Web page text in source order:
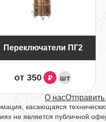
Переключатели ПГ2
от 350 ₽ шт
О нас
касающаяся
не является публичной